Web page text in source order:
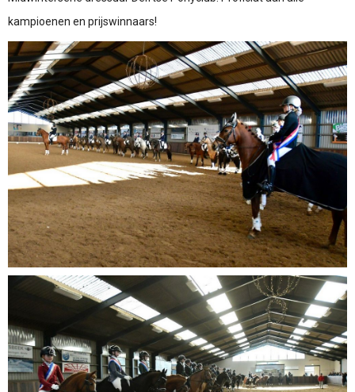
kampioenen en prijswinnaars!